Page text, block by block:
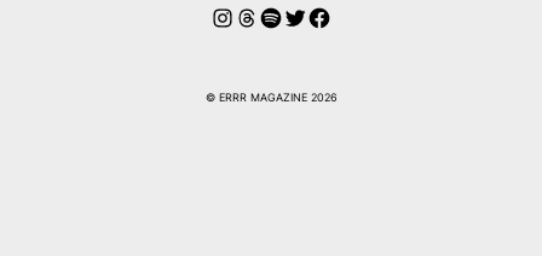
Instagram
Hilos
Spotify
Twitter
Facebook
© ERRR MAGAZINE 2026